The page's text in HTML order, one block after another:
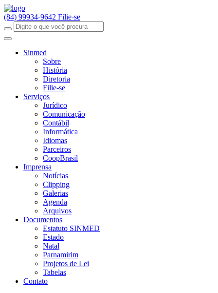
(84) 99934-9642 Filie-se
Sinmed
Sobre
História
Diretoria
Filie-se
Serviços
Jurídico
Comunicação
Contábil
Informática
Idiomas
Parceiros
CoopBrasil
Imprensa
Notícias
Clipping
Galerias
Agenda
Arquivos
Documentos
Estatuto SINMED
Estado
Natal
Parnamirim
Projetos de Lei
Tabelas
Contato